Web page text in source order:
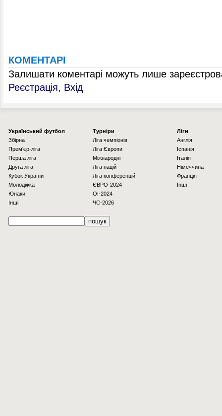
КОМЕНТАРІ
Залишати коментарі можуть лише
Реєстрація, Вхід
Українcький футбол
Збірна
Прем'єр-ліга
Перша ліга
Друга ліга
Кубок України
Молодіжка
Юнаки
Інші
Турніри
Ліга чемпіонів
Ліга Європи
Міжнародні
Ліга націй
Ліга конференцій
ЄВРО-2024
OI-2024
ЧС-2026
Ліги
Англія
Іспанія
Італія
Німеччина
Франція
Інші